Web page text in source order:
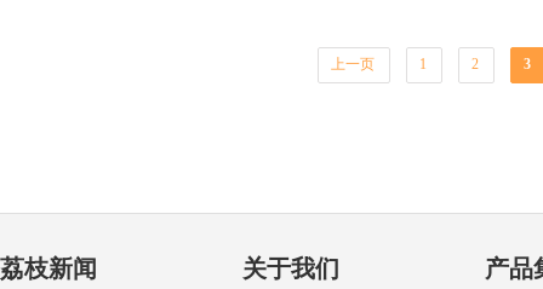
上一页 1 2 3
荔枝新闻 关于我们 产品